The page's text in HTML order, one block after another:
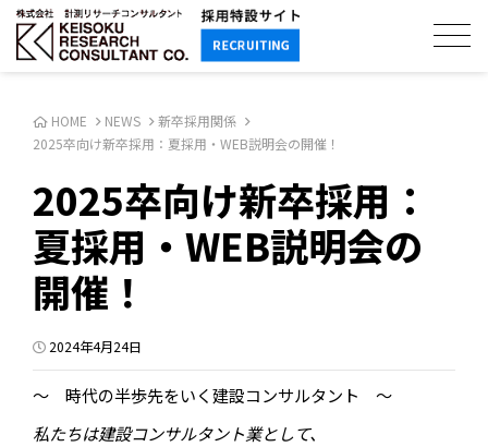
HOME NEWS
新卒採用関係
2025卒向け新卒採用：夏採用・WEB説明会の開催！
2025卒向け新卒採用：
夏採用・WEB説明会の
開催！
2024年4月24日
～ 時代の半歩先をいく建設コンサルタント ～
私たちは建設コンサルタント業として、